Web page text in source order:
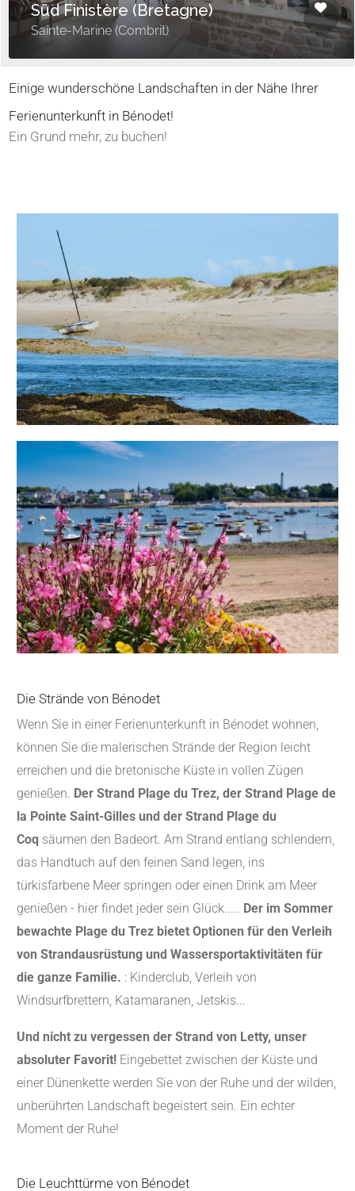
Süd Finistère (Bretagne)
Sainte-Marine (Combrit)
Einige wunderschöne Landschaften in der Nähe Ihrer
Ferienunterkunft in Bénodet!
Ein Grund mehr, zu buchen!
Die Strände von Bénodet
Wenn Sie in einer Ferienunterkunft in Bénodet wohnen,
können Sie die malerischen Strände der Region leicht
erreichen und die bretonische Küste in vollen Zügen
genießen. Der Strand Plage du Trez, der Strand Plage de
la Pointe Saint-Gilles und der Strand Plage du
Coq säumen den Badeort. Am Strand entlang schlendern,
das Handtuch auf den feinen Sand legen, ins
türkisfarbene Meer springen oder einen Drink am Meer
genießen - hier findet jeder sein Glück..... Der im Sommer
bewachte Plage du Trez bietet Optionen für den Verleih
von Strandausrüstung und Wassersportaktivitäten für
die ganze Familie. : Kinderclub, Verleih von
Windsurfbrettern, Katamaranen, Jetskis...
Und nicht zu vergessen der Strand von Letty, unser
absoluter Favorit! Eingebettet zwischen der Küste und
einer Dünenkette werden Sie von der Ruhe und der wilden,
unberührten Landschaft begeistert sein. Ein echter
Moment der Ruhe!
Die Leuchttürme von Bénodet